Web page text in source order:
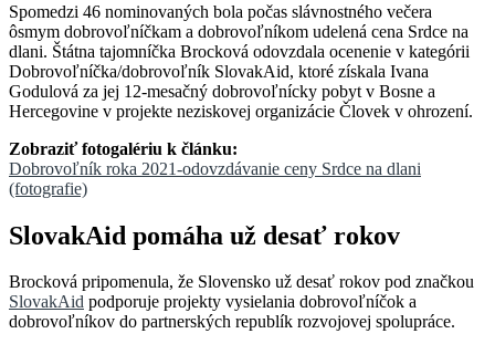
Spomedzi 46 nominovaných bola počas slávnostného večera
ôsmym dobrovoľníčkam a dobrovoľníkom udelená cena Srdce na
dlani. Štátna tajomníčka Brocková odovzdala ocenenie v kategórii
Dobrovoľníčka/dobrovoľník SlovakAid, ktoré získala Ivana
Godulová za jej 12-mesačný dobrovoľnícky pobyt v Bosne a
Hercegovine v projekte neziskovej organizácie Človek v ohrození.
Zobraziť fotogalériu k článku:
Dobrovoľník roka 2021-odovzdávanie ceny Srdce na dlani
(fotografie)
SlovakAid pomáha už desať rokov
Brocková pripomenula, že Slovensko už desať rokov pod značkou
SlovakAid podporuje projekty vysielania dobrovoľníčok a
dobrovoľníkov do partnerských republík rozvojovej spolupráce.